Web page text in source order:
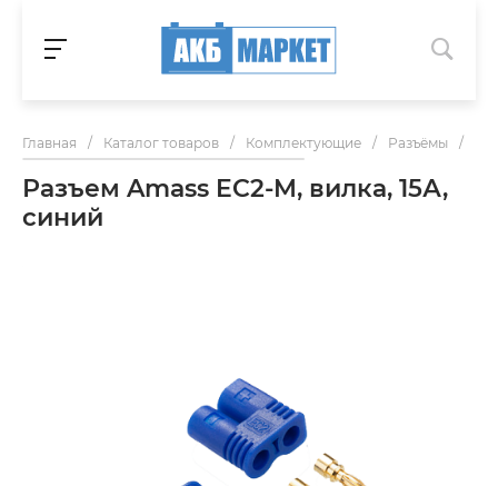
Главная / Каталог товаров / Комплектующие / Разъёмы /
Разъем Amass EC2-M, вилка, 15А,
синий